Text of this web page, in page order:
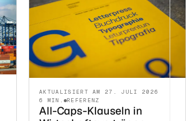
AKTUALISIERT AM 27. JULI 2026
6 MIN.
REFERENZ
All-Caps-Klauseln in